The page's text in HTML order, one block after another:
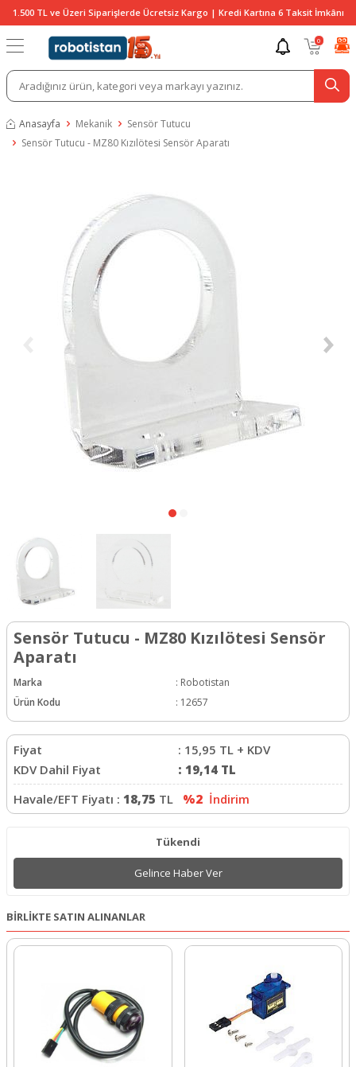
1.500 TL ve Üzeri Siparişlerde Ücretsiz Kargo | Kredi Kartına 6 Taksit İmkânı
0
Anasayfa Mekanik
Sensör Tutucu
Sensör Tutucu - MZ80 Kızılötesi Sensör Aparatı
Sensör Tutucu - MZ80 Kızılötesi Sensör
Aparatı
Marka : Robotistan
Ürün Kodu
: 12657
Fiyat : 15,95 TL + KDV
KDV Dahil Fiyat
: 19,14 TL
Havale/EFT Fiyatı : 18,75 TL %2 İndirim
Tükendi
Gelince Haber Ver
BİRLİKTE SATIN ALINANLAR